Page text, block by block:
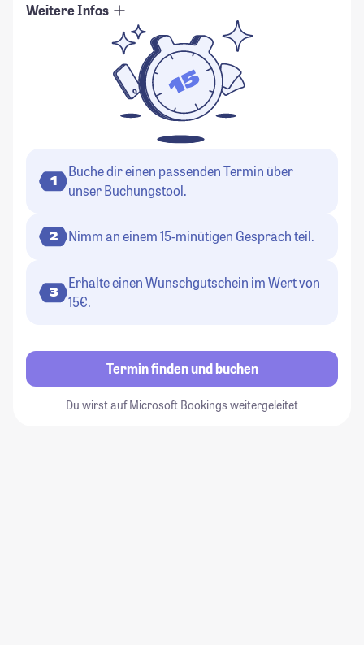
Weitere Infos
1
Buche dir einen passenden Termin über
unser Buchungstool.
2 Nimm an einem 15-minütigen Gespräch teil.
3
Erhalte einen Wunschgutschein im Wert von
15€.
Termin finden und buchen
Du wirst auf Microsoft Bookings weitergeleitet